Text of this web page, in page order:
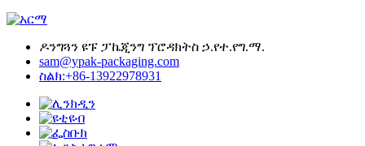
ዶንግጓን ዩፑ ፓኬጂንግ ፕሮዳክትስ ኃ.የተ.የግ.ማ.
sam@ypak-packaging.com
ስልክ:+86-13922978931